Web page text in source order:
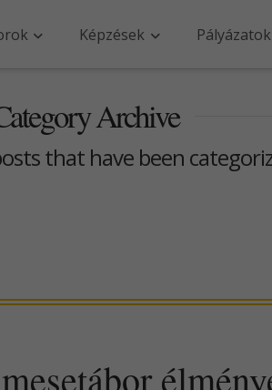
Képzések Pályázatok
Archive
that have been